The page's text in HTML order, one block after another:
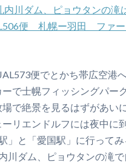
川ダム、ピョウタンの滝
便 札幌ー羽田 ファー
便でとかち帯広空港
で士幌フィッシングパー
で絶景を見るはずがあい
リエンドルフには夜中に
と「愛国駅」に行ってみ
ダム、ピョウタンの滝で